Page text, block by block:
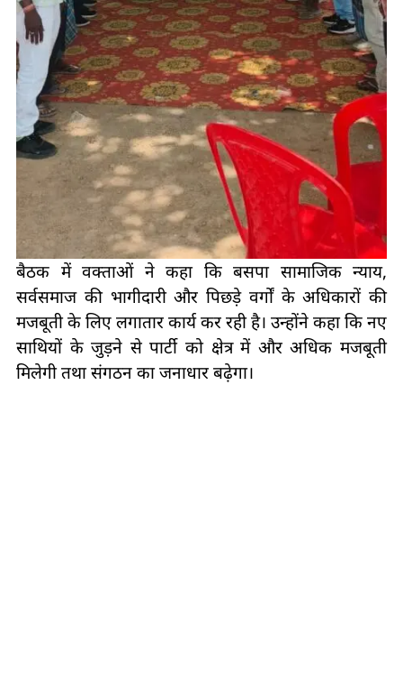
बैठक में वक्ताओं ने कहा कि बसपा सामाजिक न्याय,
सर्वसमाज की भागीदारी और पिछड़े वर्गों के अधिकारों की
मजबूती के लिए लगातार कार्य कर रही है। उन्होंने कहा कि नए
साथियों के जुड़ने से पार्टी को क्षेत्र में और अधिक मजबूती
मिलेगी तथा संगठन का जनाधार बढ़ेगा।